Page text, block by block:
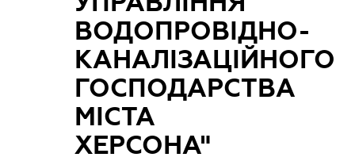
ВОДОПРОВІДНО-
КАНАЛІЗАЦІЙНОГО
ГОСПОДАРСТВА
МІСТА
ХЕРСОНА"